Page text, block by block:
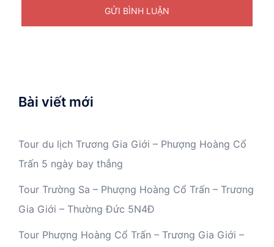
Bài viết mới
Tour du lịch Trương Gia Giới – Phượng Hoàng Cổ
Trấn 5 ngày bay thẳng
Tour Trường Sa – Phượng Hoàng Cổ Trấn – Trương
Gia Giới – Thường Đức 5N4Đ
Tour Phượng Hoàng Cổ Trấn – Trương Gia Giới –